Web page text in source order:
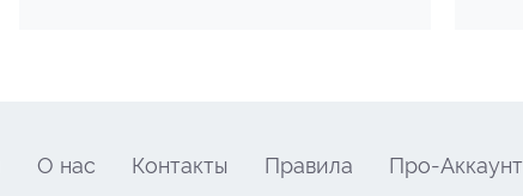
О нас Контакты Правила Про-Аккаунт